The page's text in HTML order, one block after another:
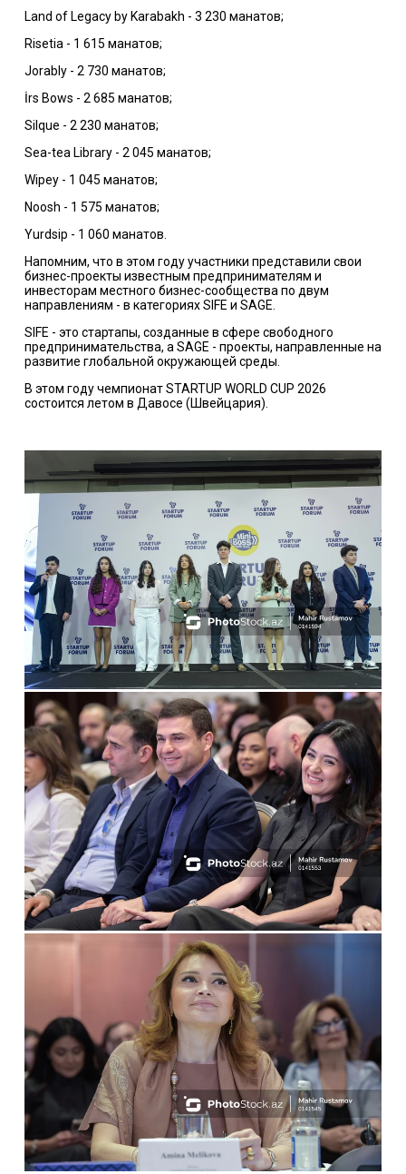
Land of Legacy by Karabakh - 3 230 манатов;
Risetia - 1 615 манатов;
Jorably - 2 730 манатов;
İrs Bows - 2 685 манатов;
Silque - 2 230 манатов;
Sea-tea Library - 2 045 манатов;
Wipey - 1 045 манатов;
Noosh - 1 575 манатов;
Yurdsip - 1 060 манатов.
Напомним, что в этом году участники представили свои
бизнес-проекты известным предпринимателям и
инвесторам местного бизнес-сообщества по двум
направлениям - в категориях SIFE и SAGE.
SIFE - это стартапы, созданные в сфере свободного
предпринимательства, а SAGE - проекты, направленные на
развитие глобальной окружающей среды.
В этом году чемпионат STARTUP WORLD CUP 2026
состоится летом в Давосе (Швейцария).